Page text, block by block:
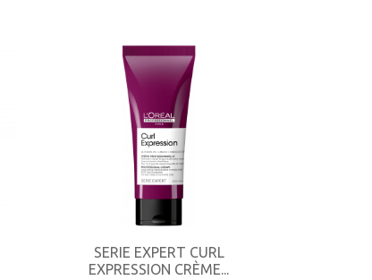
SERIE EXPERT CURL
EXPRESSION CRÈME...